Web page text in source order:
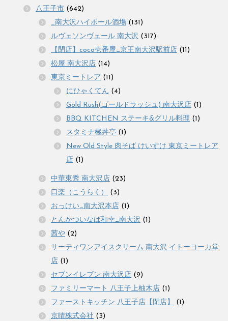
八王子市 (642)
_南大沢ハイボール酒場 (131)
ルヴェソンヴェール 南大沢 (317)
【閉店】coco壱番屋_京王南大沢駅前店 (11)
松屋 南大沢店 (14)
東京ミートレア (11)
にひゃくてん (4)
Gold Rush(ゴールドラッシュ) 南大沢店 (1)
BBQ KITCHEN ステーキ&グリル料理 (1)
スタミナ極丼亭 (1)
New Old Style 肉そば けいすけ 東京ミートレア
店 (1)
中華東秀 南大沢店 (23)
口楽（こうらく）
(3)
おっけい_南大沢本店 (1)
とんかついなば和幸_南大沢 (1)
茜や (2)
サーティワンアイスクリーム 南大沢 イトーヨーカ堂
店 (1)
セブンイレブン 南大沢店 (9)
ファミリーマート 八王子上柚木店 (1)
ファーストキッチン 八王子店【閉店】
(1)
京晴株式会社 (3)